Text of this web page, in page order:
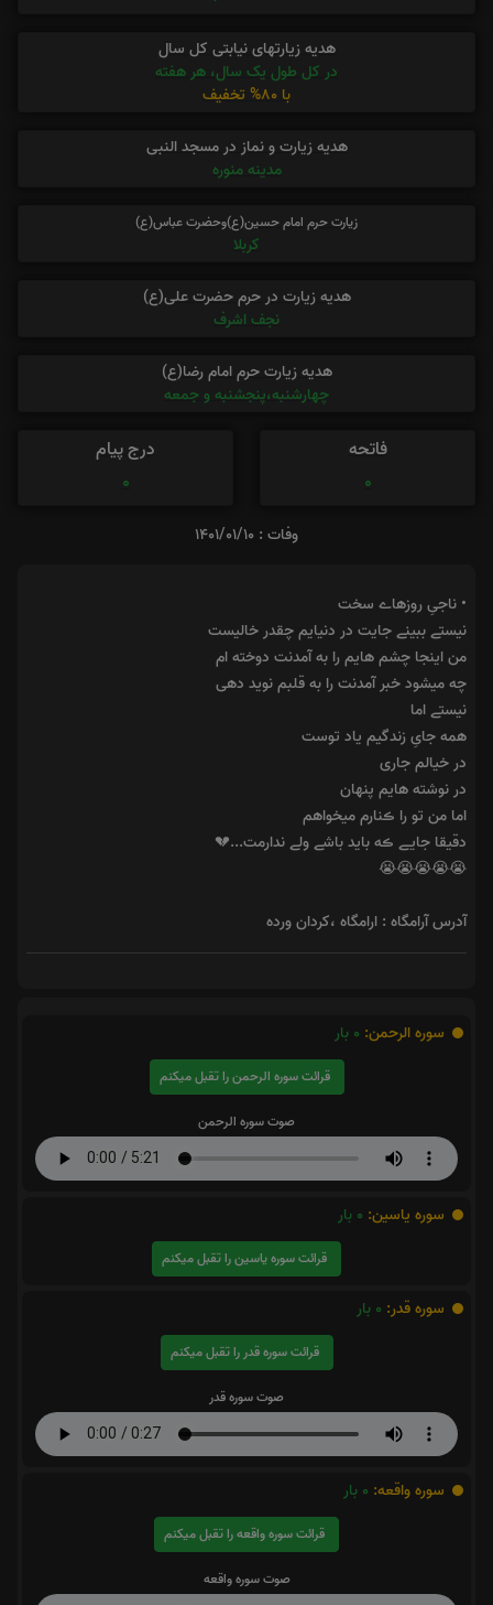
هدیه زیارتهای نیابتی کل سال
در کل طول یک سال، هر هفته
با 80% تخفیف
هدیه زیارت و نماز در مسجد النبی
مدینه منوره
زیارت حرم امام حسین(ع)وحضرت عباس(ع)
کربلا
هدیه زیارت در حرم حضرت علی(ع)
نجف اشرف
هدیه زیارت حرم امام رضا(ع)
چهارشنبه،پنجشنبه و جمعه
فاتحه
0
درج پیام
0
وفات : 1401/01/10
• ناجیِ روزهاے سخت
نیستے ببینے جایت در دنیایم چقدر خالیست
من اینجا چشم هایم را به آمدنت دوخته ام
چه میشود خبر آمدنت را به قلبم نوید دهی
نیستے اما
همه جایِ زندگیم یاد توست
در خیالم جاری
در نوشته هایم پنهان
اما من تو را ڪنارم میخواهم
دقیقا جایے ڪه باید باشے ولے ندارمت...💔
😭😭😭😭😭
آدرس آرامگاه : ارامگاه ،کردان ورده
سوره الرحمن: 0 بار
قرائت سوره الرحمن را تقبل میکنم
صوت سوره الرحمن
سوره یاسین: 0 بار
قرائت سوره یاسین را تقبل میکنم
سوره قدر: 0 بار
قرائت سوره قدر را تقبل میکنم
صوت سوره قدر
سوره واقعه: 0 بار
قرائت سوره واقعه را تقبل میکنم
صوت سوره واقعه